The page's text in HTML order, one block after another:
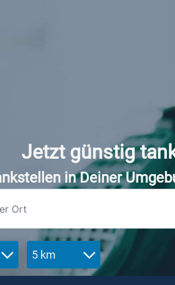
Jetzt günstig
in Deiner
5 km